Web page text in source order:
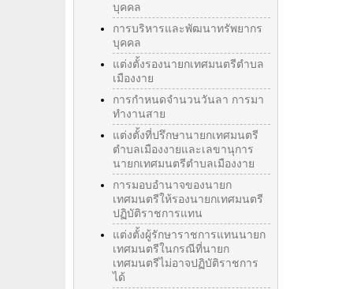
บุคคล
การบริหารและพัฒนาทรัพยากร
บุคคล
แต่งตั้งรองนายกเทศมนตรีตำบล
เมืองงาย
การกำหนดจำนวนวันลา การมา
ทำงานสาย
แต่งตั้งที่ปรึกษานายกเทศมนตรี
ตำบลเมืองงายและเลขานุการ
นายกเทศมนตรีตำบลเมืองงาย
การมอบอำนาจของนายก
เทศมนตรีให้รองนายกเทศมนตรี
ปฏิบัติราชการแทน
แต่งตั้งผู้รักษาราชการแทนนายก
เทศมนตรีในกรณีที่นายก
เทศมนตรีไม่อาจปฏิบัติราชการ
ได้